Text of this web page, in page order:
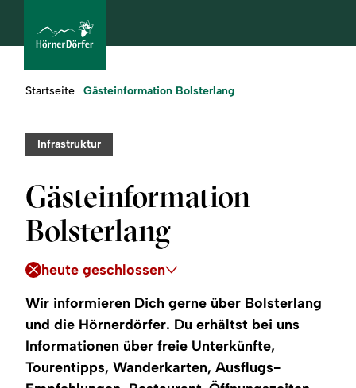
Urlaub
buchen
Sommer
Winter
Region
Sie
Startseite Gästeinformation Bolsterlang
Infrastruktur
Gästeinformation
Bolsterlang
heute geschlossen
Wir informieren Dich gerne über Bolsterlang
und die Hörnerdörfer. Du erhältst bei uns
Informationen über freie Unterkünfte,
Tourentipps, Wanderkarten, Ausflugs-